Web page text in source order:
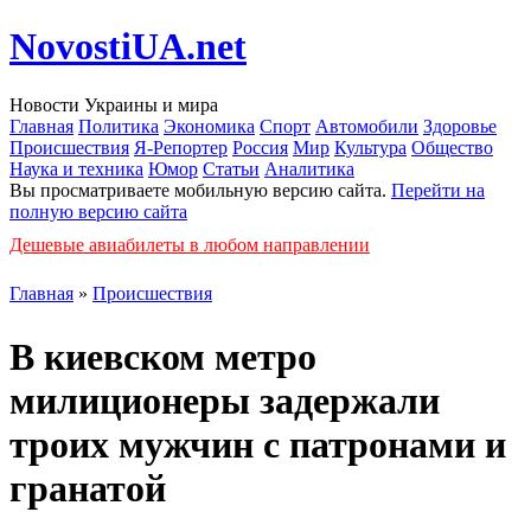
NovostiUA.net
Новости Украины и мира
Главная Политика Экономика Спорт Автомобили Здоровье
Происшествия Я-Репортер Россия Мир Культура Общество
Наука и техника Юмор Статьи Аналитика
Вы просматриваете мобильную версию сайта. Перейти на
полную версию сайта
Дешевые авиабилеты в любом направлении
Главная » Происшествия
В киевском метро
милиционеры задержали
троих мужчин с патронами и
гранатой